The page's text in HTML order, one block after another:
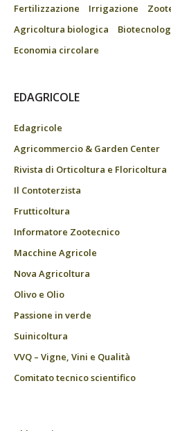
Fertilizzazione
Irrigazione
Agricoltura biologica
Economia circolare
EDAGRICOLE
Edagricole
Agricommercio & Garden Center
Rivista di Orticoltura e Floricoltura
Il Contoterzista
Frutticoltura
Informatore Zootecnico
Macchine Agricole
Nova Agricoltura
Olivo e Olio
Passione in verde
Suinicoltura
VVQ – Vigne, Vini e Qualità
Comitato tecnico scientifico